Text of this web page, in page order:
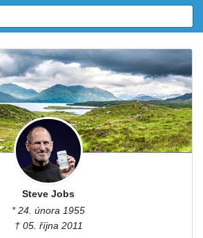
Steve Jobs
* 24. února 1955
† 05. října 2011